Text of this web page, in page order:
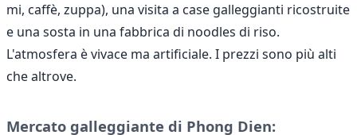
mi, caffè, zuppa), una visita a case galleggianti ricostruite
e una sosta in una fabbrica di noodles di riso.
L'atmosfera è vivace ma artificiale. I prezzi sono più alti
che altrove.
Mercato galleggiante di Phong Dien: